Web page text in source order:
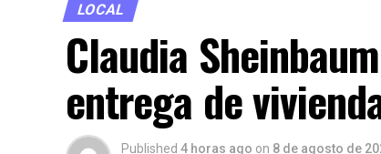
LOCAL
Claudia
entrega de
Published 4 horas ago on 8 de agosto de